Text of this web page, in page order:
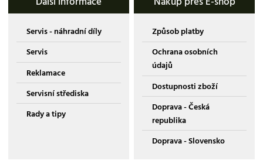
Servis - náhradní díly
Servis
Reklamace
Servisní střediska
Rady a tipy
Způsob platby
Ochrana osobních
údajů
Dostupnosti zboží
Doprava - Česká
republika
Doprava - Slovensko